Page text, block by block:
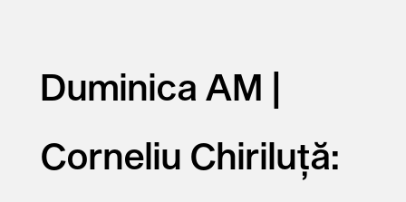
Duminica AM |
Corneliu Chiriluță: